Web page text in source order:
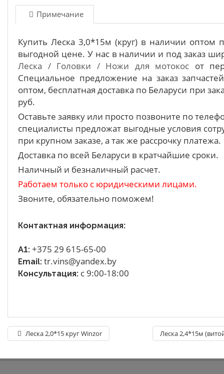
Примечание
Купить Леска 3,0*15м (круг) в наличии оптом
выгодной цене. У нас в наличии и под заказ
Леска / Головки / Ножи для мотокос от
Специальное предложение на заказ
оптом, бесплатная доставка по Беларуси при
руб.
Оставьте заявку или просто позвоните по
специалисты предложат выгодные условия
при крупном заказе, а так же рассрочку платежа.
Доставка по всей Беларуси в кратчайшие сроки.
Наличный и безналичный расчет.
Работаем только с юридическими лицами.
Звоните, обязательно поможем!
Контактная информация:
A1: +375 29 615-65-00
Email: tr.vins@yandex.by
Консультация: с 9:00-18:00
Леска 2,0*15 круг Winzor Леска 2,4*15м